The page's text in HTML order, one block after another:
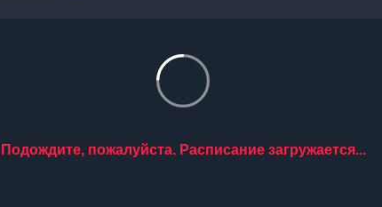
Подождите, пожалуйста. Расписание загружается...